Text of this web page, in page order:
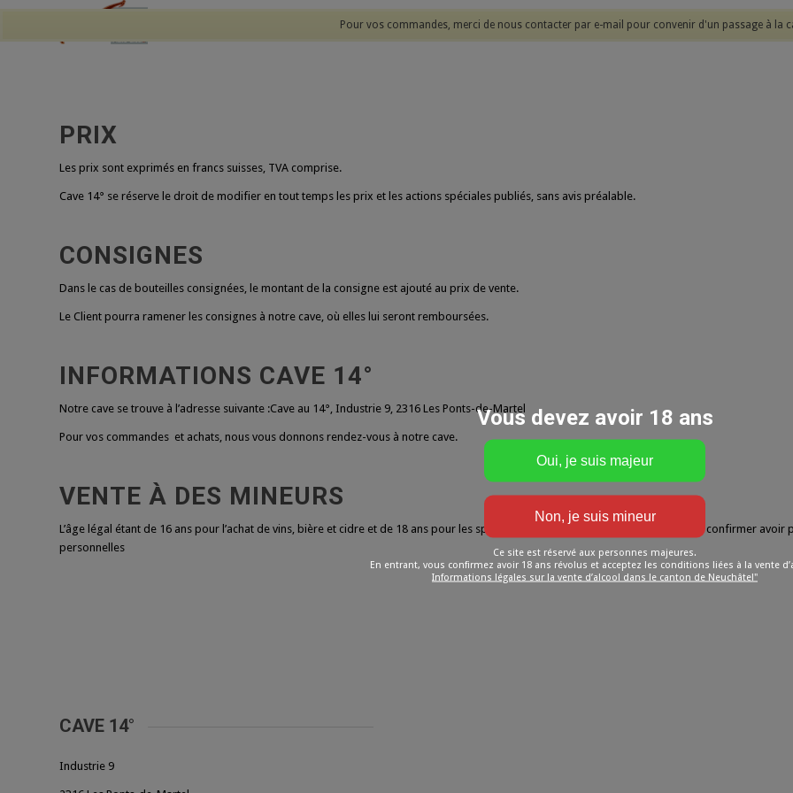
Pour vos commandes, merci de nous contacter par e-mail pour convenir d'un passage à la
PRIX
Les prix sont exprimés en francs suisses, TVA comprise.
Cave 14° se réserve le droit de modifier en tout temps les prix et les actions spéciales publiés, sans avis préalable.
CONSIGNES
Dans le cas de bouteilles consignées, le montant de la consigne est ajouté au prix de vente.
Le Client pourra ramener les consignes à notre cave, où elles lui seront remboursées.
INFORMATIONS CAVE 14°
Notre cave se trouve à l’adresse suivante :Cave au 14°, Industrie 9, 2316 Les Ponts-de-Martel
Pour vos commandes et achats, nous vous donnons rendez-vous à notre cave.
VENTE À DES MINEURS
L’âge légal étant de 16 ans pour l’achat de vins, bière et cidre et de 18 ans pour les spiritueux, La Cave 14° demande au Client de confirmer
personnelles
CAVE 14°
Industrie 9
Vous devez avoir 18 ans
Ce site est réservé aux personnes majeures.
En entrant, vous confirmez avoir 18 ans révolus et acceptez les conditions liées à la vente
Informations légales sur la vente d’alcool dans le canton de Neuchâtel"